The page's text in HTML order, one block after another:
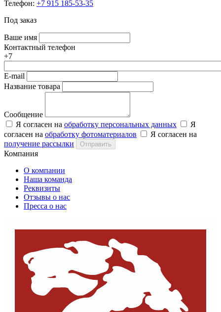
Телефон: +7 915 185-53-35
Под заказ
Ваше имя
Контактный телефон
+7
E-mail
Название товара
Сообщение
Я согласен на обработку персональных данных
Я
согласен на обработку фотоматериалов
Я согласен на
получение рассылки
Отправить
Компания
О компании
Наша команда
Реквизиты
Отзывы о нас
Пресса о нас